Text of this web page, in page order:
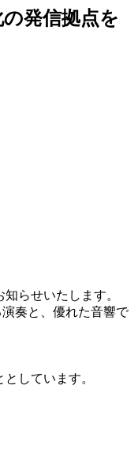
発信拠点を
らせいたします。
奏と、優れた音響で
しています。